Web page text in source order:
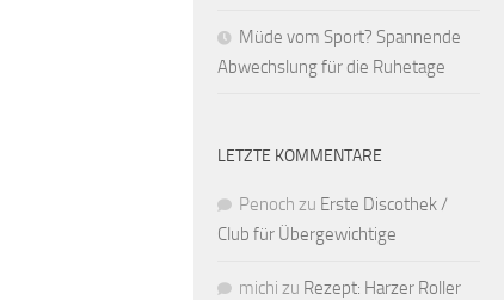
Müde vom Sport? Spannende
Abwechslung für die Ruhetage
LETZTE KOMMENTARE
Penoch zu Erste Discothek /
Club für Übergewichtige
michi zu Rezept: Harzer Roller